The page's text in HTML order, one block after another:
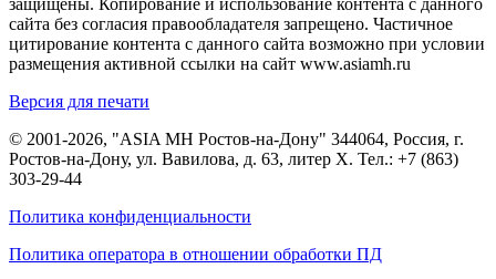
защищены. Копирование и использование контента с данного
сайта без согласия правообладателя запрещено. Частичное
цитирование контента с данного сайта возможно при условии
размещения активной ссылки на сайт www.asiamh.ru
Версия для печати
© 2001-2026, "ASIA MH Ростов-на-Дону" 344064, Россия, г.
Ростов-на-Дону, ул. Вавилова, д. 63, литер Х. Тел.: +7 (863)
303-29-44
Политика конфиденциальности
Политика оператора в отношении обработки ПД